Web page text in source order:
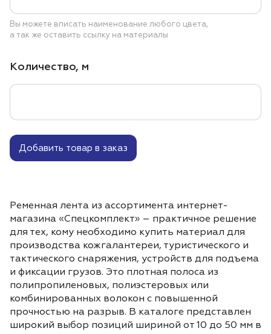
Вы можете вписать наименование любого цвета,
а так же оставить ссылку на материалы
Количество, м
Добавить товар в заказ
Ременная лента из ассортимента интернет-
магазина «Спецкомплект» – практичное решение
для тех, кому необходимо купить материал для
производства кожгалантереи, туристического и
тактического снаряжения, устройств для подъема
и фиксации грузов. Это плотная полоса из
полипропиленовых, полиэстеровых или
комбинированных волокон с повышенной
прочностью на разрыв. В каталоге представлен
широкий выбор позиций шириной от 10 до 50 мм в